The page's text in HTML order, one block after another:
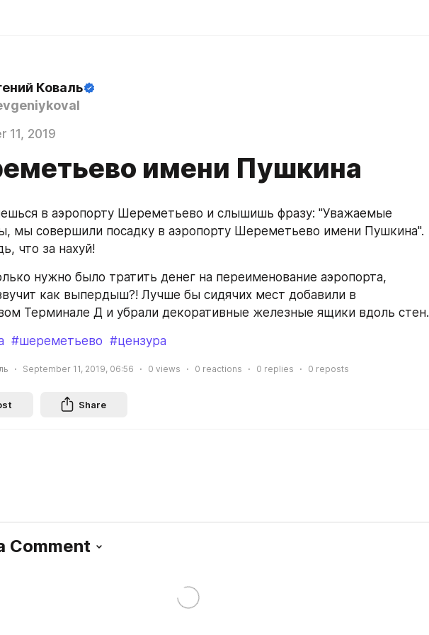
Коваль
11, 2019
имени Пушкина
в аэропорту Шереметьево и слышишь фразу: "Уважаемые
мы совершили посадку в аэропорту Шереметьево имени Пушкина".
что за нахуй!
нужно было тратить денег на переименование аэропорта,
как выпердыш?! Лучше бы сидячих мест добавили в
Терминале Д и убрали декоративные железные ящики вдоль стен.
#шереметьево #цензура
September 11, 2019, 06:56 0 views 0 reactions 0 replies 0 reposts
Share
Comment